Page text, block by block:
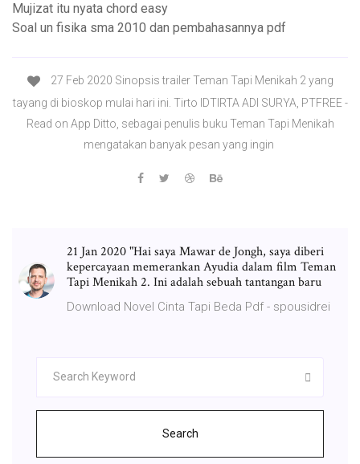
Mujizat itu nyata chord easy
Soal un fisika sma 2010 dan pembahasannya pdf
27 Feb 2020 Sinopsis trailer Teman Tapi Menikah 2 yang
tayang di bioskop mulai hari ini. Tirto IDTIRTA ADI SURYA, PTFREE -
Read on App Ditto, sebagai penulis buku Teman Tapi Menikah
mengatakan banyak pesan yang ingin
21 Jan 2020 "Hai saya Mawar de Jongh, saya diberi
kepercayaan memerankan Ayudia dalam film Teman
Tapi Menikah 2. Ini adalah sebuah tantangan baru
Download Novel Cinta Tapi Beda Pdf - spousidrei
Search